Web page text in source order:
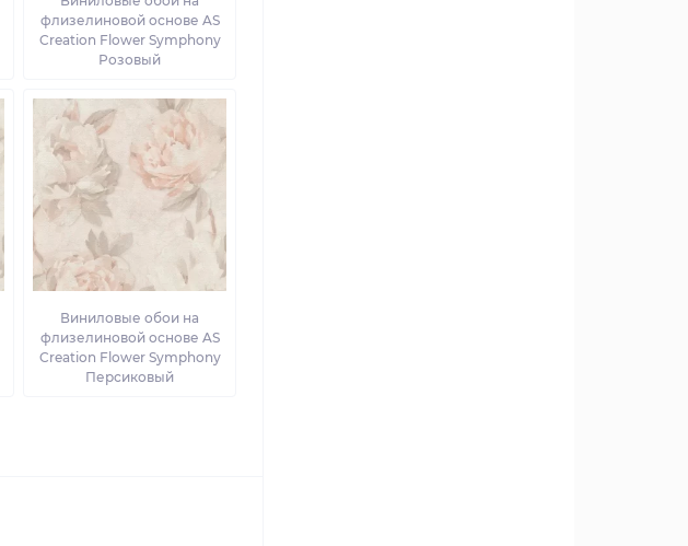
флизелиновой основе AS
Creation Flower Symphony
Розовый
Виниловые обои на
флизелиновой основе AS
Creation Flower Symphony
Персиковый